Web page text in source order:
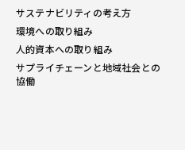
サステナビリティの考え方
環境への取り組み
人的資本への取り組み
サプライチェーンと地域社会との
協働